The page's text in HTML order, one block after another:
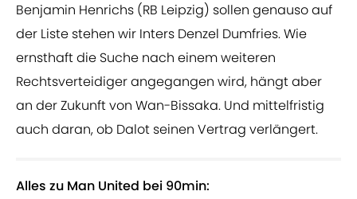
Benjamin Henrichs (RB Leipzig) sollen genauso auf
der Liste stehen wir Inters Denzel Dumfries. Wie
ernsthaft die Suche nach einem weiteren
Rechtsverteidiger angegangen wird, hängt aber
an der Zukunft von Wan-Bissaka. Und mittelfristig
auch daran, ob Dalot seinen Vertrag verlängert.
Alles zu Man United bei 90min: